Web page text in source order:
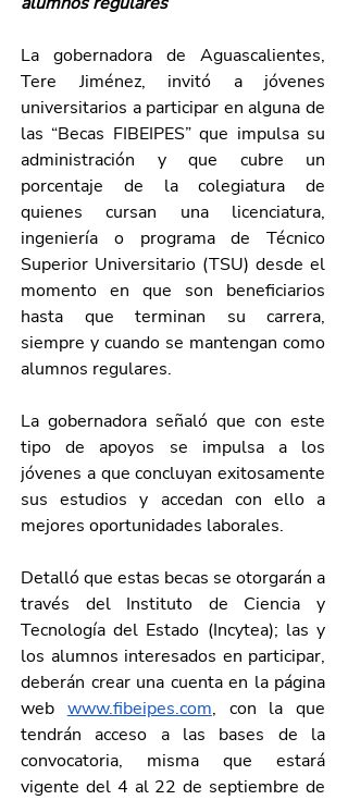
La gobernadora de Aguascalientes,
Tere Jiménez, invitó a jóvenes
universitarios a participar en alguna de
las “Becas FIBEIPES” que impulsa su
administración y que cubre un
porcentaje de la colegiatura de
quienes cursan una licenciatura,
ingeniería o programa de Técnico
Superior Universitario (TSU) desde el
momento en que son beneficiarios
hasta que terminan su carrera,
siempre y cuando se mantengan como
alumnos regulares.
La gobernadora señaló que con este
tipo de apoyos se impulsa a los
jóvenes a que concluyan exitosamente
sus estudios y accedan con ello a
mejores oportunidades laborales.
Detalló que estas becas se otorgarán a
través del Instituto de Ciencia y
Tecnología del Estado (Incytea); las y
los alumnos interesados en participar,
deberán crear una cuenta en la página
web www.fibeipes.com, con la que
tendrán acceso a las bases de la
convocatoria, misma que estará
vigente del 4 al 22 de septiembre de